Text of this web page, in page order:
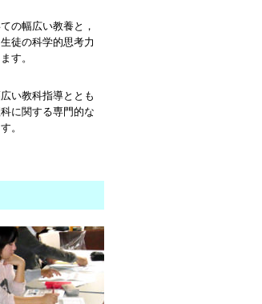
の幅広い教養と，
徒の科学的思考力
す。
い教科指導ととも
に関する専門的な
。